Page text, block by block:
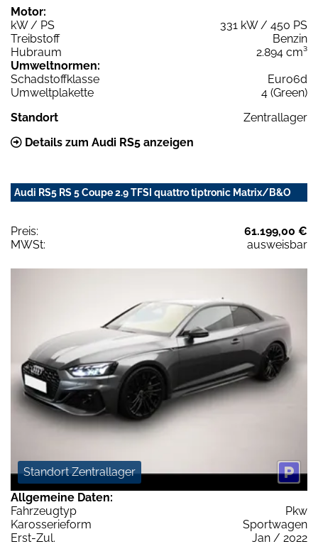
Motor:
kW / PS
331 kW / 450 PS
Treibstoff
Benzin
Hubraum
2.894 cm³
Umweltnormen:
Schadstoffklasse
Euro6d
Umweltplakette
4 (Green)
Standort
Zentrallager
Details zum Audi RS5 anzeigen
Audi RS5 RS 5 Coupe 2.9 TFSI quattro tiptronic Matrix/B&O
Preis:
61.199,00 €
MWSt:
ausweisbar
Standort Zentrallager
Allgemeine Daten:
Fahrzeugtyp
Pkw
Karosserieform
Sportwagen
Erst-Zul.
Jan / 2022